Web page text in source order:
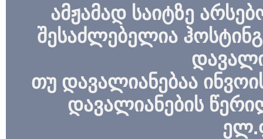
ამჟამად საიტზე
შესაძლებელია
თუ დავალიანებაა
დავალიანების